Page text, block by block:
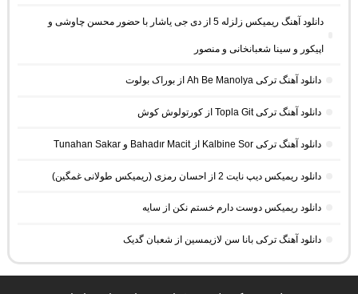
دانلود آهنگ ریمیکس زلزله 5 از دی جی یاشار با حضور محسن چاوشی و
اپیکور و سینا شعبانخانی و منصور
دانلود آهنگ ترکی Ah Be Manolya از بوراک بولوت
دانلود آهنگ ترکی Topla Git از کورتولوش کوش
دانلود آهنگ ترکی Kalbine Sor از Bahadır Macit و Tunahan Sakar
دانلود ریمیکس دیپ نایت 2 از احسان رمزی (ریمیکس طولانی غمگین)
دانلود ریمیکس دوست دارم خستم نکن از سایه
دانلود آهنگ ترکی بانا سن لازیمسین از شعبان گدیک